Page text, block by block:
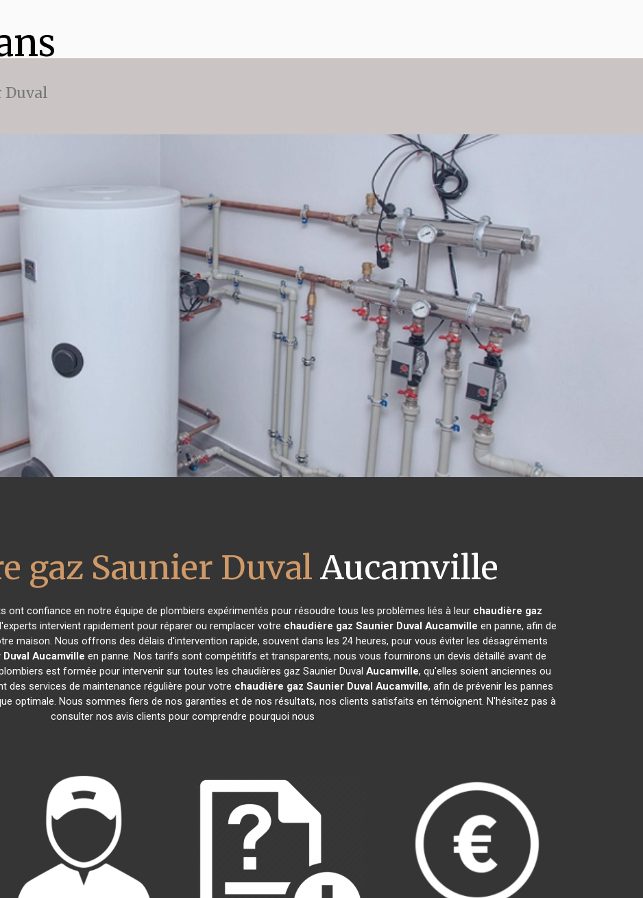
Duval
gaz Saunier Duval Aucamville
ont confiance en notre équipe de plombiers expérimentés pour résoudre tous les problèmes liés à leur chaudière gaz
intervient rapidement pour réparer ou remplacer votre chaudière gaz Saunier Duval Aucamville en panne, afin de
maison. Nous offrons des délais d'intervention rapide, souvent dans les 24 heures, pour vous éviter les désagréments
Aucamville en panne. Nos tarifs sont compétitifs et transparents, nous vous fournirons un devis détaillé avant de
est formée pour intervenir sur toutes les chaudières gaz Saunier Duval Aucamville, qu'elles soient anciennes ou
des services de maintenance régulière pour votre chaudière gaz Saunier Duval Aucamville, afin de prévenir les pannes
optimale. Nous sommes fiers de nos garanties et de nos résultats, nos clients satisfaits en témoignent. N'hésitez pas à
consulter nos avis clients pour comprendre pourquoi nous